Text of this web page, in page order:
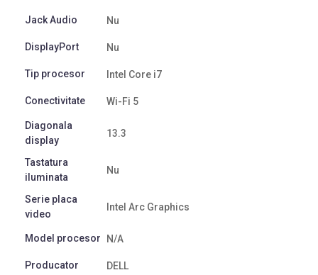
Jack Audio Nu
DisplayPort Nu
Tip procesor Intel Core i7
Conectivitate Wi-Fi 5
Diagonala
display
13.3
Tastatura
iluminata
Nu
Serie placa
video
Intel Arc Graphics
Model procesor N/A
Producator DELL